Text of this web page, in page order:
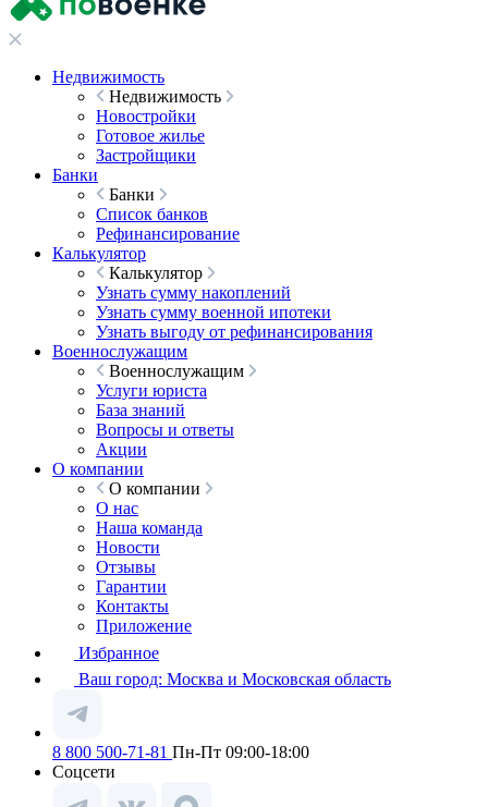
Недвижимость
Недвижимость
Новостройки
Готовое жилье
Застройщики
Банки
Банки
Список банков
Рефинансирование
Калькулятор
Калькулятор
Узнать сумму накоплений
Узнать сумму военной ипотеки
Узнать выгоду от рефинансирования
Военнослужащим
Военнослужащим
Услуги юриста
База знаний
Вопросы и ответы
Акции
О компании
О компании
О нас
Наша команда
Новости
Отзывы
Гарантии
Контакты
Приложение
Избранное
Ваш город: Москва и Московская область
8 800 500-71-81 Пн-Пт 09:00-18:00
Соцсети